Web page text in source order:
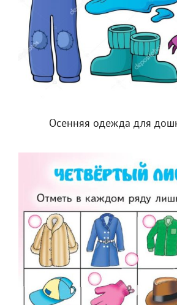
Осенняя одежда для